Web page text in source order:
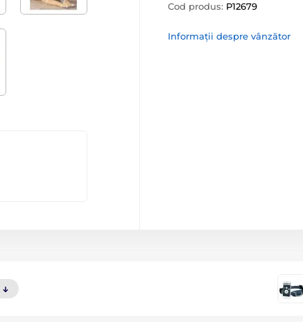
Cod produs: P12679
Informații despre vânzător